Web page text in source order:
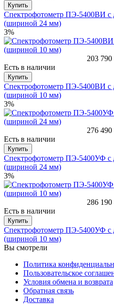
Купить
Спектрофотометр ПЭ-5400ВИ с
(шириной 24 мм)
3%
203 790
Есть в наличии
Купить
Спектрофотометр ПЭ-5400ВИ с
(шириной 10 мм)
3%
276 490
Есть в наличии
Купить
Спектрофотометр ПЭ-5400УФ с
(шириной 24 мм)
3%
286 190
Есть в наличии
Купить
Спектрофотометр ПЭ-5400УФ с
(шириной 10 мм)
Вы смотрели
Политика
Пользовательское
Условия обмена и возврата
Обратная связь
Доставка